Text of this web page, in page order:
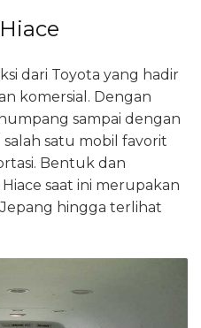
dari Toyota yang hadir
komersial. Dengan
sampai dengan
salah satu mobil favorit
Bentuk dan
saat ini merupakan
Jepang hingga terlihat